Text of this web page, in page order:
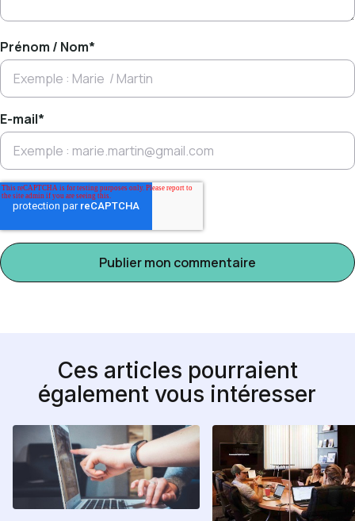
Prénom / Nom*
E-mail*
Ces articles pourraient
également vous intéresser